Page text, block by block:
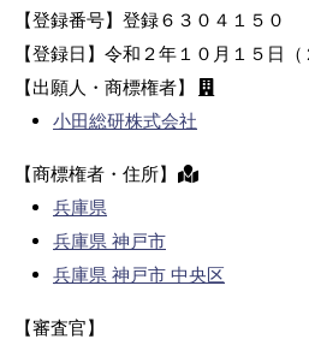
【登録番号】登録６３０４１５０
【登録日】令和２年１０月１５日
【出願人・商標権者】
小田総研株式会社
【商標権者・住所】
兵庫県
兵庫県 神戸市
兵庫県 神戸市 中央区
【審査官】